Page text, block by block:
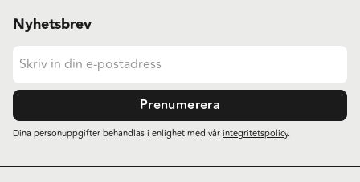
Nyhetsbrev
Prenumerera
Dina personuppgifter behandlas i enlighet med vårintegritetspolicy.